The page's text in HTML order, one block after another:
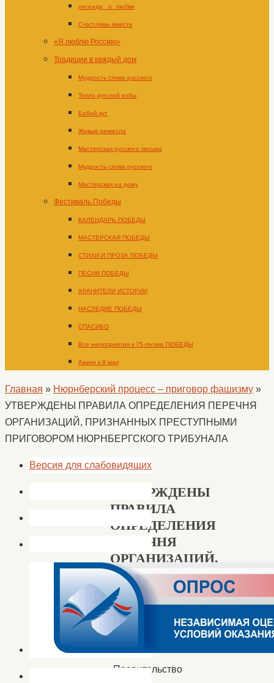
легенда _о_любви
Счастливы вместе
«Я люблю Россию»
Традиции в каждый дом
Мудрость слова русского
Тепло русской избы
Бабий кут
Живые ремесла
Мастерская русского письма
Мудрость слова русского
Мастерская на дому
Фестиваль Победы
КАЛЕНДАРЬ ПОБЕДЫ
МАСТЕРСКАЯ ПОБЕДЫ
СТИХИ И ПРОЗА ПОБЕДЫ
ПЕСНИ ПОБЕДЫ
ХРАНИТЕЛИ ИСТОРИИ
НАСЛЕДИЕ ПОБЕДЫ
СПАСИБО
Все мероприятия к 75-летию ПОБЕДЫ
Акции к 9 мая
Главная » Нюрнберский процесс – приговор фашизму »
УТВЕРЖДЕНЫ ПРАВИЛА ОПРЕДЕЛЕНИЯ ПЕРЕЧНЯ
ОРГАНИЗАЦИЙ, ПРИЗНАННЫХ ПРЕСТУПНЫМИ
ПРИГОВОРОМ НЮРНБЕРГСКОГО ТРИБУНАЛА
УТВЕРЖДЕНЫ
ПРАВИЛА
ОПРЕДЕЛЕНИЯ
ПЕРЕЧНЯ
ОРГАНИЗАЦИЙ,
ПРИЗНАННЫХ
ПРЕСТУПНЫМИ
ПРИГОВОРОМ
НЮРНБЕРГСКОГО
ТРИБУНАЛА
Правительство
Версия для слабовидящих